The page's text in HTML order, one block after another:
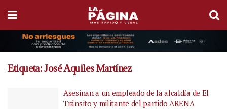
Etiqueta:José Aquiles Martínez
Asesinan a un empleado de la alcaldía de El
Tránsito y militante del partido ARENA